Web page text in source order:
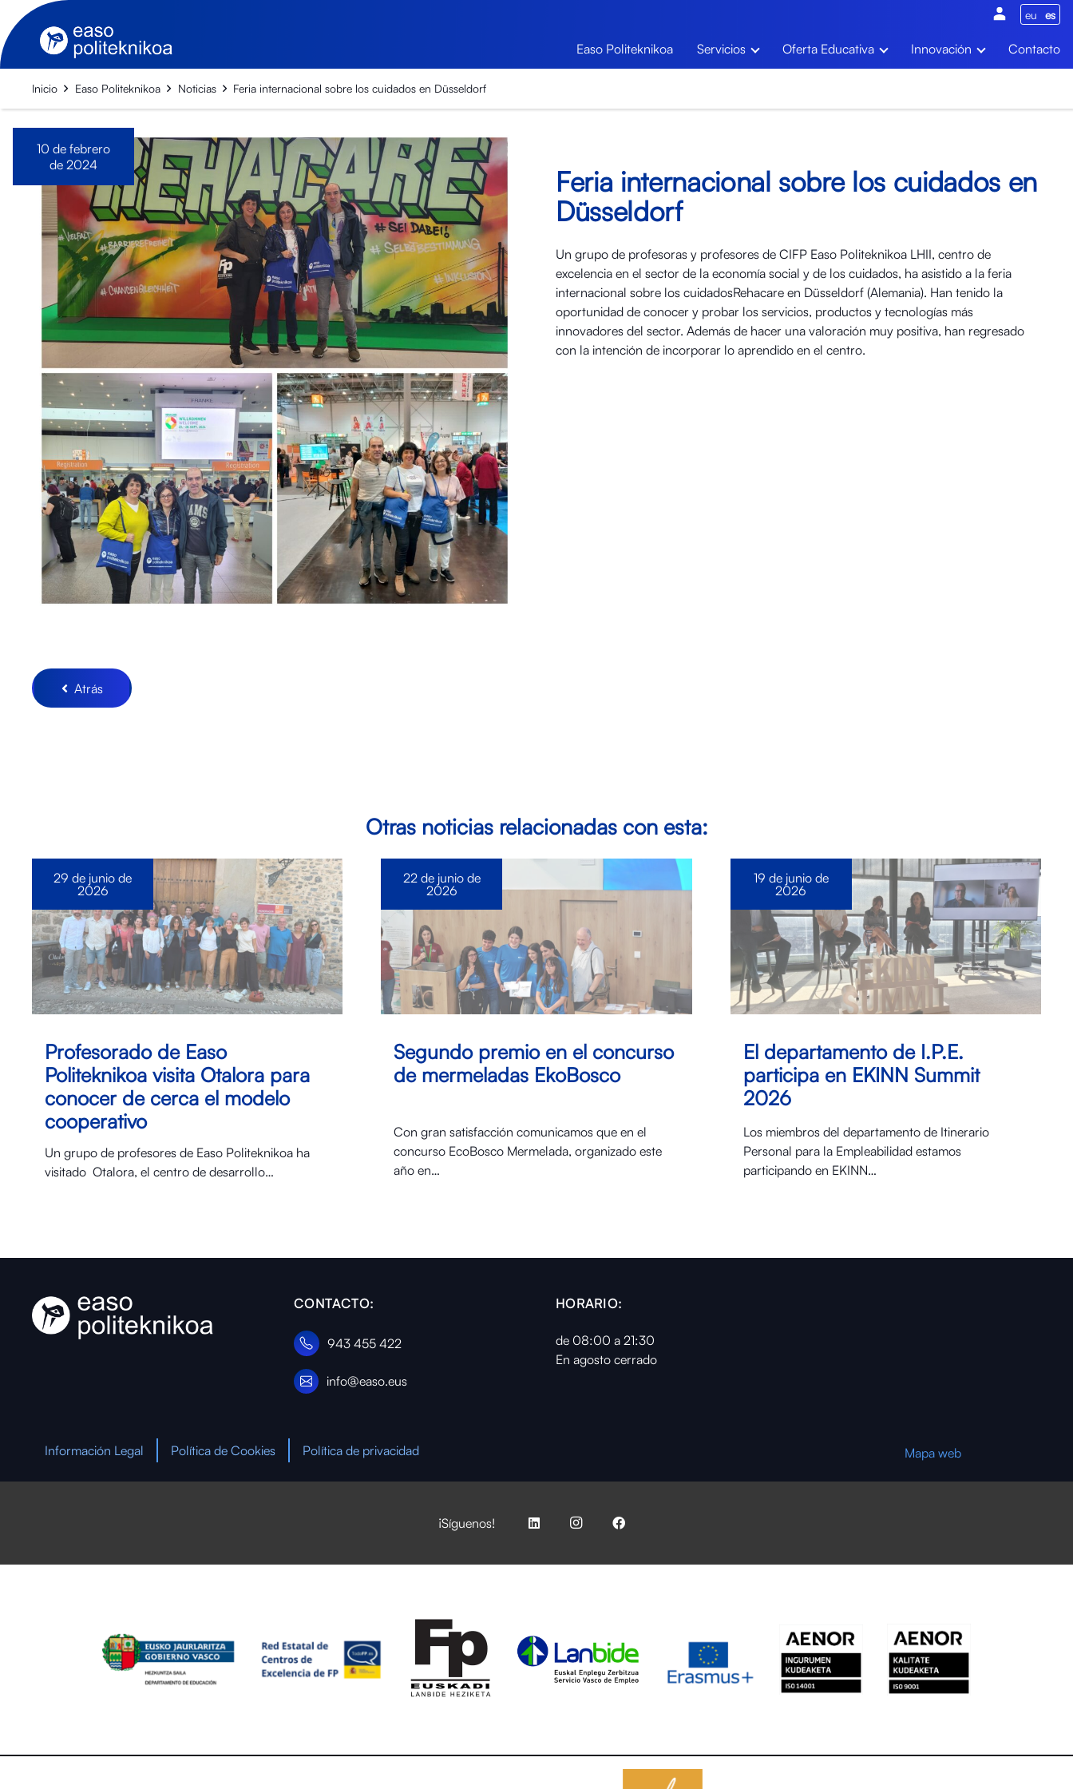
eu es
Easo Politeknikoa Servicios Oferta Educativa Innovación Contacto
Inicio Easo Politeknikoa Noticias Feria internacional sobre los cuidados en Düsseldorf
10 de febrero
de 2024
Feria internacional sobre los cuidados en
Düsseldorf
Un grupo de profesoras y profesores de CIFP Easo Politeknikoa LHII, centro de
excelencia en el sector de la economía social y de los cuidados, ha asistido a la feria
internacional sobre los cuidadosRehacare en Düsseldorf (Alemania). Han tenido la
oportunidad de conocer y probar los servicios, productos y tecnologías más
innovadores del sector. Además de hacer una valoración muy positiva, han regresado
con la intención de incorporar lo aprendido en el centro.
Atrás
Otras noticias relacionadas con esta:
Profesorado de Easo
Politeknikoa visita Otalora para
conocer de cerca el modelo
cooperativo
Un grupo de profesores de Easo Politeknikoa ha
visitado Otalora⁠, el centro de desarrollo…
29 de junio de
2026
Segundo premio en el concurso
de mermeladas EkoBosco
Con gran satisfacción comunicamos que en el
concurso EcoBosco Mermelada, organizado este
año en…
22 de junio de
2026
El departamento de I.P.E.
participa en EKINN Summit
2026
Los miembros del departamento de Itinerario
Personal para la Empleabilidad estamos
participando en EKINN…
19 de junio de
2026
CONTACTO:
943 455 422
info@easo.eus
HORARIO:
de 08:00 a 21:30
En agosto cerrado
Información Legal Política de Cookies Política de privacidad Mapa web
¡Síguenos!